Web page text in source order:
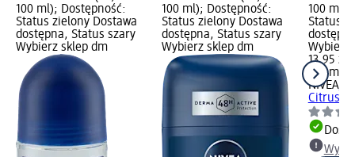
100 ml); Dostępność:
Status zielony Dostawa
dostępna, Status szary
Wybierz sklep dm
100 ml); Dostępność:
Status zielony Dostawa
dostępna, Status szary
Wybierz sklep dm
100 ml);
Status
Wybierz
13,95 zł
150 ml
NIVEA
Citrus